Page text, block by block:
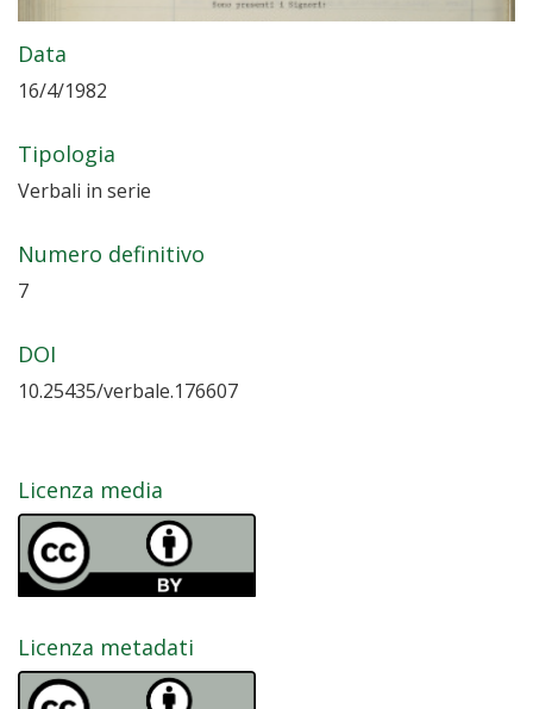
Data
16/4/1982
Tipologia
Verbali in serie
Numero definitivo
7
DOI
10.25435/verbale.176607
Licenza media
Licenza metadati